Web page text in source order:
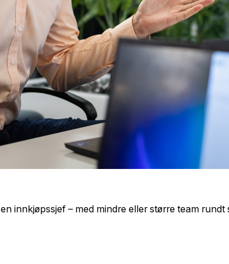
innkjøpssjef – med mindre eller større team